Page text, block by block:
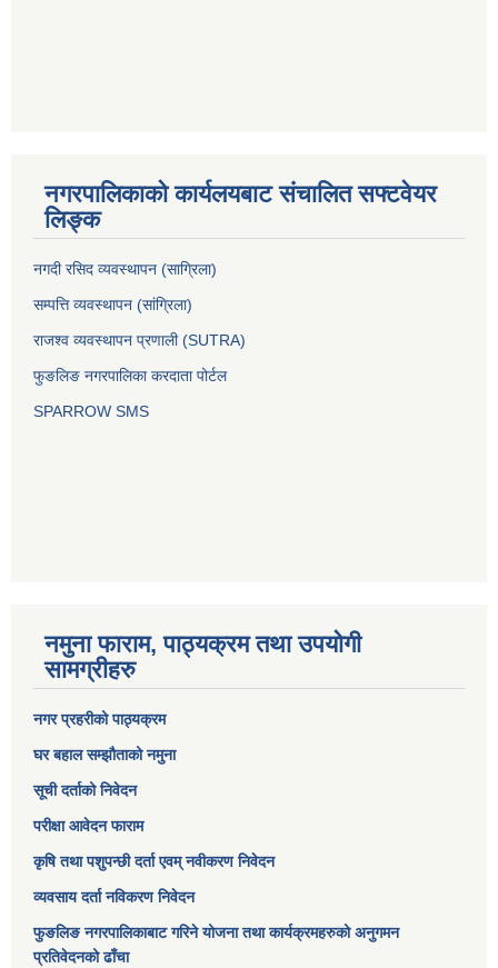
नगरपालिकाको कार्यलयबाट संचालित सफ्टवेयर
लिङ्क
नगदी रसिद व्यवस्थापन (साग्रिला)
सम्पत्ति व्यवस्थापन (सांग्रिला)
राजश्व व्यवस्थापन प्रणाली (SUTRA)
फुङलिङ नगरपालिका करदाता पोर्टल
SPARROW SMS
नमुना फाराम, पाठ्यक्रम तथा उपयोगी
सामग्रीहरु
नगर प्रहरीको पाठ्यक्रम
घर बहाल सम्झौताको नमुना
सूची दर्ताको निवेदन
परीक्षा आवेदन फाराम
कृषि तथा पशुपन्छी दर्ता एवम् नवीकरण निवेदन
व्यवसाय दर्ता नविकरण निवेदन
फुङलिङ नगरपालिकाबाट गरिने योजना तथा कार्यक्रमहरुको अनुगमन
प्रतिवेदनको ढाँचा